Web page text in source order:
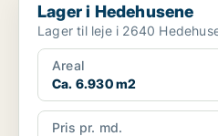
Lager i Hedehusene
Lager til leje i 2640
Areal
Ca. 6.930 m2
Pris pr. md.